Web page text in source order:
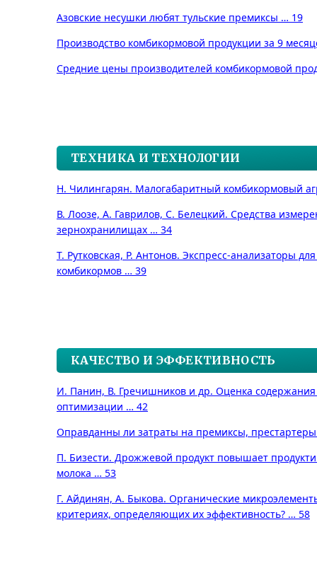
Азовские несушки любят тульские премиксы … 19
Производство комбикормовой продукции за 9
Средние цены производителей комбикормовой
ТЕХНИКА И ТЕХНОЛОГИИ
Н. Чилингарян. Малогабаритный комбикормовый
В. Лоозе, А. Гаврилов, С. Белецкий. Средства
зернохранилищах … 34
Т. Рутковская, Р. Антонов. Экспресс-анализаторы
комбикормов … 39
КАЧЕСТВО И ЭФФЕКТИВНОСТЬ
И. Панин, В. Гречишников и др. Оценка
оптимизации … 42
Оправданны ли затраты на премиксы,
П. Бизести. Дрожжевой продукт повышает
молока … 53
Г. Айдинян, А. Быкова. Органические
критериях, определяющих их эффективность? … 58